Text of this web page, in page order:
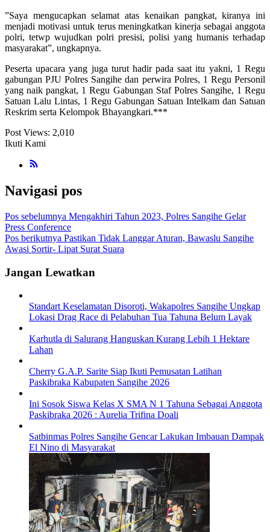
”Saya mengucapkan selamat atas kenaikan pangkat, kiranya ini
menjadi motivasi untuk terus meningkatkan kinerja sebagai anggota
polri, tetwp wujudkan polri presisi, polisi yang humanis terhadap
masyarakat”, ungkapnya.
Peserta upacara yang juga turut hadir pada saat itu yakni, 1 Regu
gabungan PJU Polres Sangihe dan perwira Polres, 1 Regu Personil
yang naik pangkat, 1 Regu Gabungan Staf Polres Sangihe, 1 Regu
Satuan Lalu Lintas, 1 Regu Gabungan Satuan Intelkam dan Satuan
Reskrim serta Kelompok Bhayangkari.***
Post Views: 2,010
Ikuti Kami
Navigasi pos
Pos sebelumnya Mengakhiri Tahun 2023, Polres Sangihe Gelar
Press Conference
Pos berikutnya Pastikan Tidak Langgar Aturan, Bawaslu Sangihe
Awasi Sortir- Lipat Surat Suara
Jangan Lewatkan
Standart Keselamatan Disoroti, Wakapolres Sangihe Ungkap
Lokasi Drag Race di Pelabuhan Tua Tahuna Belum Layak
Karhutla di Salurang Hanguskan Kurang Lebih 1 Hektare
Lahan
Cherry G.A.P. Sarite Siap Ikuti Pemusatan Latihan
Paskibraka Kabupaten Sangihe 2026
Ini Sosok Siswa Kelas X SMA N 1 Tahuna Sebagai Anggota
Paskibraka 2026 : Aurelia Trifina Doali
Satbinmas Polres Sangihe Gencar Lakukan Imbauan Dampak
El Nino di Masyarakat